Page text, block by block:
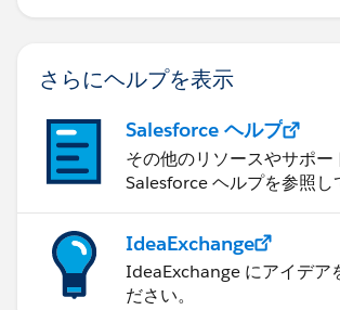
さらにヘルプを表示
Salesforce ヘルプ
その他のリソースやサポー
Salesforce ヘルプを参照し
IdeaExchange
IdeaExchange にアイデア
ださい。